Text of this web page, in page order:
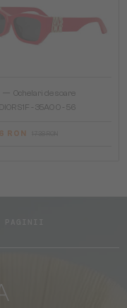
Ochelari de soare
S1F - 35A0 O - 56
RON